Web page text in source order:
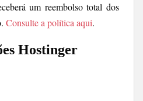
um reembolso total dos
Consulte a política aqui.
Hostinger